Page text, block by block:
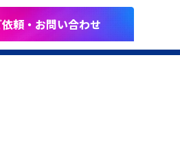
依頼・お問い合わせ